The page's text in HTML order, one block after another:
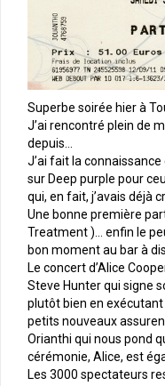
Superbe soirée hier à
J’ai rencontré plein de
depuis…
J’ai fait la
sur Deep purple pour
qui, en fait, j’avais déjà
Une bonne première
Treatment )… enfin le
bon moment au bar à
Le concert d’Alice
Steve Hunter qui signe
plutôt bien en
petits nouveaux
Orianthi qui nous pond
cérémonie, Alice, est
Les 3000 spectateurs